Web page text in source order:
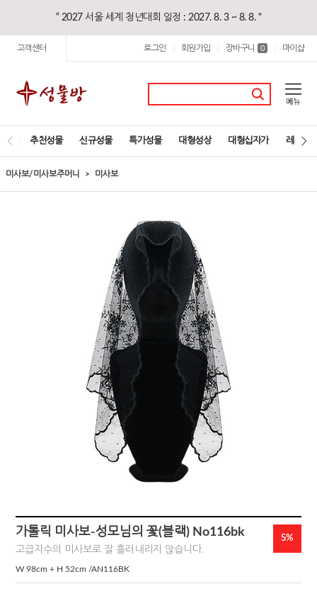
“ 2027 서울 세계 청년대회 일정 : 2027. 8. 3 ~ 8. 8. "
고객센터 로그인 회원가입 장바구니 0 마이샵
추천성물 신규성물 특가성물 대형성상 대형십자가 레지오
미사보/미사보주머니 미사보
가톨릭 미사보-성모님의 꽃(블랙) No116bk
고급자수의 미사보로 잘 흘러내리지 않습니다.
W 98cm + H 52cm /AN116BK
5%